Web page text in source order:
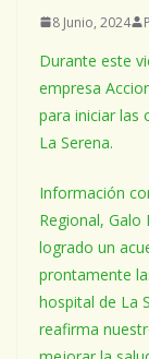
8 Junio, 2024
Durante este
empresa
para iniciar las
La Serena.
Información
Regional, Galo
logrado un
prontamente
hospital de La
reafirma